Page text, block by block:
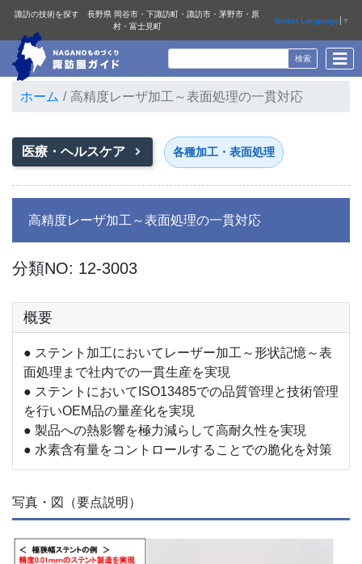
諏訪の技術を探す 長野県 岡谷市・下諏訪町・諏訪市・茅野市・原
村・富士見町
Select Language ▼
ホーム 高精度レーザ加工～表面処理の一貫対応
医療・ヘルスケア 各種加工・表面処理
高精度レーザ加工～表面処理の一貫対応
分類NO: 12-3003
概要
● ステント加工においてレーザー加工～形状記憶～表
面処理まで社内での一貫生産を実現
● ステントにおいてISO13485での品質管理と技術管理
を行いOEM品の量産化を実現
● 製品への熱影響を極力減らして高耐久性を実現
● 水素含有量をコントロールすることでの脆化を対策
写真・図（要点説明）